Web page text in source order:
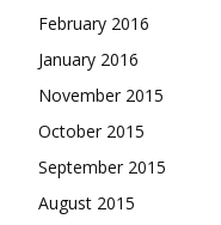
February 2016
January 2016
November 2015
October 2015
September 2015
August 2015